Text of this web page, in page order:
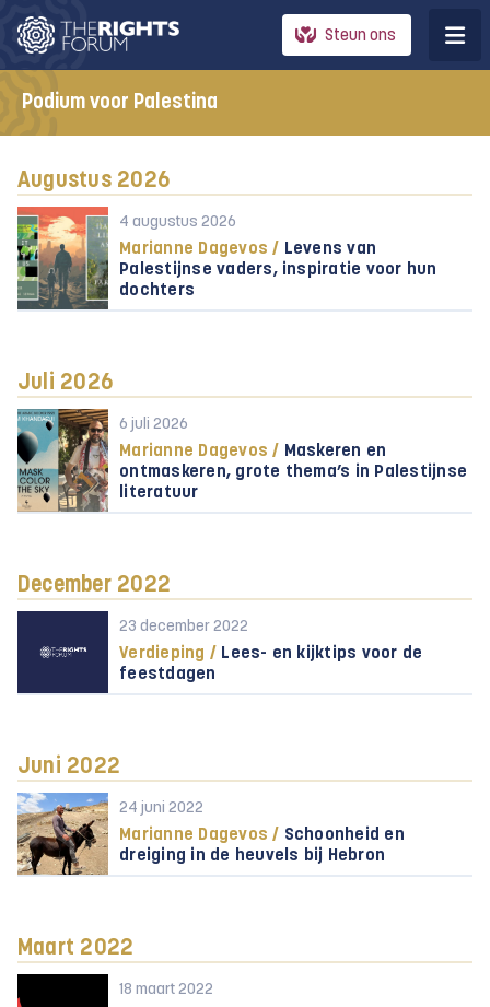
Steun ons
Podium voor Palestina
Augustus 2026
4 augustus 2026
Marianne Dagevos / Levens van
Palestijnse vaders, inspiratie voor hun
dochters
Juli 2026
6 juli 2026
Marianne Dagevos / Maskeren en
ontmaskeren, grote thema’s in Palestijnse
literatuur
December 2022
23 december 2022
Verdieping / Lees- en kijktips voor de
feestdagen
Juni 2022
24 juni 2022
Marianne Dagevos / Schoonheid en
dreiging in de heuvels bij Hebron
Maart 2022
18 maart 2022